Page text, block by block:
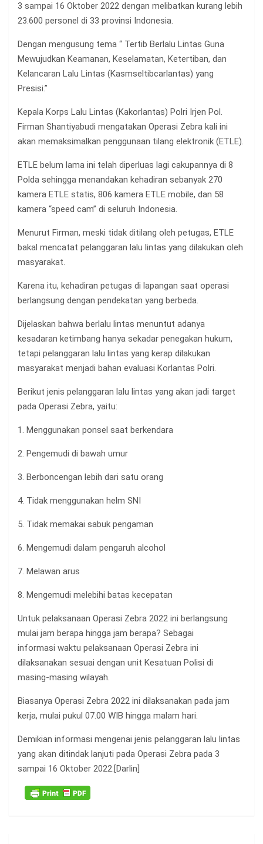
3 sampai 16 Oktober 2022 dengan melibatkan kurang lebih
23.600 personel di 33 provinsi Indonesia.
Dengan mengusung tema “ Tertib Berlalu Lintas Guna
Mewujudkan Keamanan, Keselamatan, Ketertiban, dan
Kelancaran Lalu Lintas (Kasmseltibcarlantas) yang
Presisi.”
Kepala Korps Lalu Lintas (Kakorlantas) Polri Irjen Pol.
Firman Shantiyabudi mengatakan Operasi Zebra kali ini
akan memaksimalkan penggunaan tilang elektronik (ETLE).
ETLE belum lama ini telah diperluas lagi cakupannya di 8
Polda sehingga menandakan kehadiran sebanyak 270
kamera ETLE statis, 806 kamera ETLE mobile, dan 58
kamera “speed cam” di seluruh Indonesia.
Menurut Firman, meski tidak ditilang oleh petugas, ETLE
bakal mencatat pelanggaran lalu lintas yang dilakukan oleh
masyarakat.
Karena itu, kehadiran petugas di lapangan saat operasi
berlangsung dengan pendekatan yang berbeda.
Dijelaskan bahwa berlalu lintas menuntut adanya
kesadaran ketimbang hanya sekadar penegakan hukum,
tetapi pelanggaran lalu lintas yang kerap dilakukan
masyarakat menjadi bahan evaluasi Korlantas Polri.
Berikut jenis pelanggaran lalu lintas yang akan jadi target
pada Operasi Zebra, yaitu:
1. Menggunakan ponsel saat berkendara
2. Pengemudi di bawah umur
3. Berboncengan lebih dari satu orang
4. Tidak menggunakan helm SNI
5. Tidak memakai sabuk pengaman
6. Mengemudi dalam pengaruh alcohol
7. Melawan arus
8. Mengemudi melebihi batas kecepatan
Untuk pelaksanaan Operasi Zebra 2022 ini berlangsung
mulai jam berapa hingga jam berapa? Sebagai
informasi waktu pelaksanaan Operasi Zebra ini
dilaksanakan sesuai dengan unit Kesatuan Polisi di
masing-masing wilayah.
Biasanya Operasi Zebra 2022 ini dilaksanakan pada jam
kerja, mulai pukul 07.00 WIB hingga malam hari.
Demikian informasi mengenai jenis pelanggaran lalu lintas
yang akan ditindak lanjuti pada Operasi Zebra pada 3
sampai 16 Oktober 2022.[Darlin]